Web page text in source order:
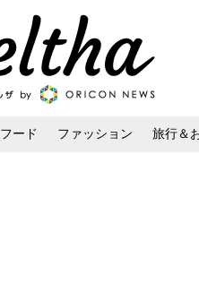
フード ファッション 旅行＆